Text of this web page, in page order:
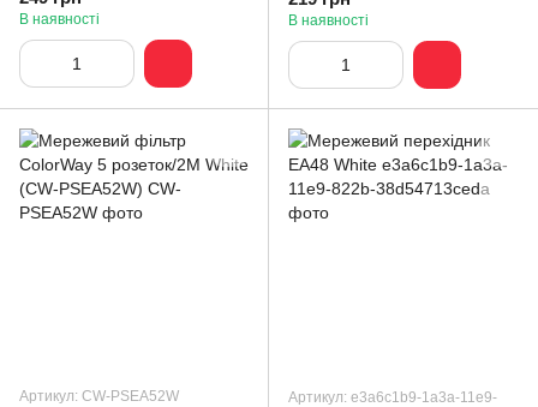
В наявності В наявності
Артикул: CW-PSEA52W
Артикул: e3a6c1b9-1a3a-11e9-